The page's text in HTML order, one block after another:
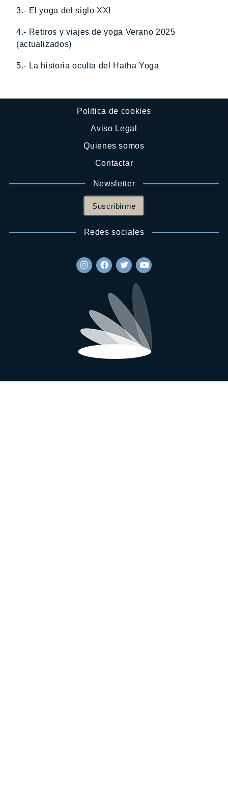
3.- El yoga del siglo XXI
4.- Retiros y viajes de yoga Verano 2025
(actualizados)
5.- La historia oculta del Hatha Yoga
Politica de cookies
Aviso Legal
Quienes somos
Contactar
Newsletter
Suscribirme
Redes sociales